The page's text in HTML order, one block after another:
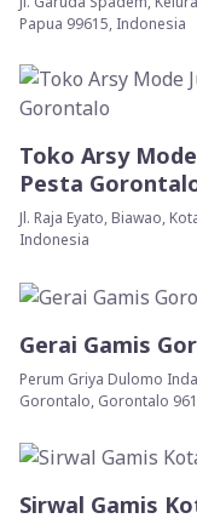
Papua 99615, Indonesia
Toko Arsy
Pesta
Jl. Raja Eyato, Biawao,
Indonesia
Gerai Gamis
Perum Griya Dulomo
Gorontalo, Gorontalo
Sirwal Gamis